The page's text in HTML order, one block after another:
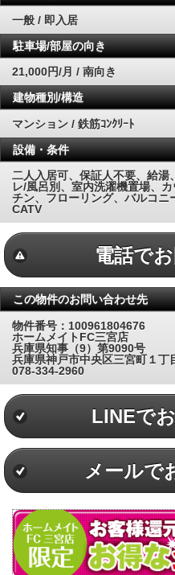
一般 / 即入居
駐車場/部屋の向き
21,000円/月 / 南向き
建物種別/構造
マンション / 鉄筋ｺﾝｸﾘｰﾄ
設備・条件
二人入居可、保証人不要、給湯
レ/風呂別、室内洗濯機置場、
チン、フローリング、バルコニ
CATV
電話で
この物件のお問い合わせ先
物件番号：100961804676
ホームメイトFC三宮店
兵庫県知事（9）第9090号
兵庫県神戸市中央区三宮町１
078-334-2960
LINEで
メールで